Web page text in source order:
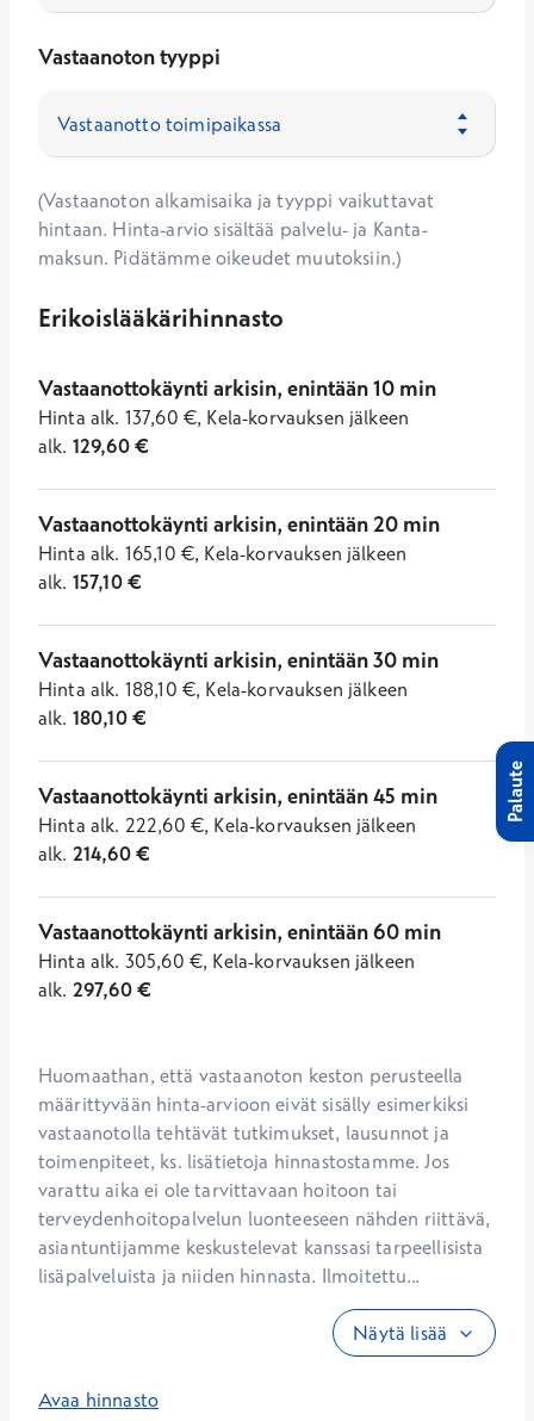
Vastaanoton tyyppi
(Vastaanoton alkamisaika ja tyyppi vaikuttavat
hintaan. Hinta-arvio sisältää palvelu- ja Kanta-
maksun. Pidätämme oikeudet muutoksiin.)
Erikoislääkärihinnasto
Vastaanottokäynti arkisin, enintään 10 min
Hinta alk. 137,60 €, Kela-korvauksen jälkeen
alk. 129,60€
Vastaanottokäynti arkisin, enintään 20 min
Hinta alk. 165,10 €, Kela-korvauksen jälkeen
alk. 157,10€
Vastaanottokäynti arkisin, enintään 30 min
Hinta alk. 188,10 €, Kela-korvauksen jälkeen
alk. 180,10€
Vastaanottokäynti arkisin, enintään 45 min
Hinta alk. 222,60 €, Kela-korvauksen jälkeen
alk. 214,60€
Vastaanottokäynti arkisin, enintään 60 min
Hinta alk. 305,60 €, Kela-korvauksen jälkeen
alk. 297,60€
Huomaathan, että vastaanoton keston perusteella
määrittyvään hinta-arvioon eivät sisälly esimerkiksi
vastaanotolla tehtävät tutkimukset, lausunnot ja
toimenpiteet, ks. lisätietoja hinnastostamme. Jos
varattu aika ei ole tarvittavaan hoitoon tai
terveydenhoitopalvelun luonteeseen nähden riittävä,
asiantuntijamme keskustelevat kanssasi tarpeellisista
lisäpalveluista ja niiden hinnasta. Ilmoitettu...
Näytä lisää
Avaa hinnasto
Palaute